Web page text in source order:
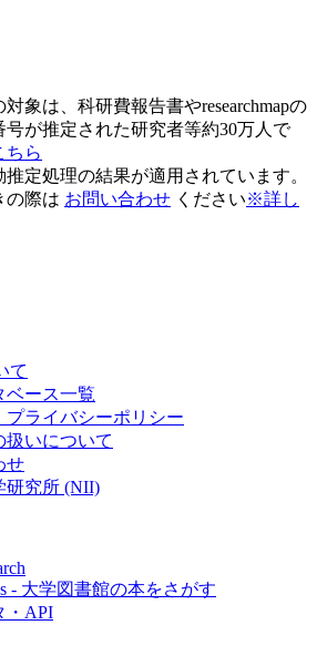
象は、科研費報告書やresearchmapの
が推定された研究者等約30万人で
ちら
定処理の結果が適用されています。
の際は お問い合わせ ください※詳し
て
ベース一覧
プライバシーポリシー
扱いについて
せ
研究所 (NII)
- 大学図書館の本をさがす
・API